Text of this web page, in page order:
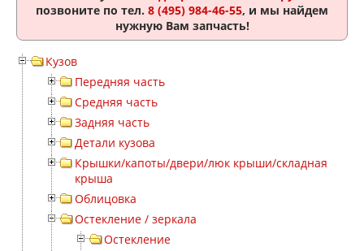
позвоните по тел. 8 (495) 984-46-55, и мы найдем
нужную Вам запчасть!
Кузов
Передняя часть
Средняя часть
Задняя часть
Детали кузова
Крышки/капоты/двери/люк крыши/складная
крыша
Облицовка
Остекление / зеркала
Остекление